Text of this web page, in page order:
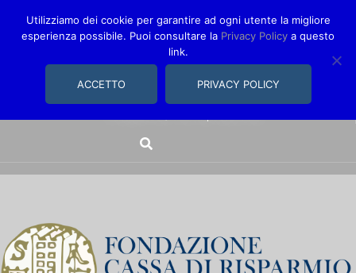
comunica@fondazionecarisal.it089 230611
Utilizziamo dei cookie per garantire ad ogni utente la migliore
esperienza possibile. Puoi consultare la Privacy Policy a questo
link.
ACCETTO PRIVACY POLICY